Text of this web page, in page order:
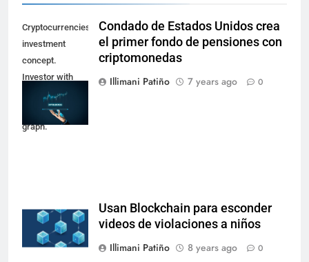
Cryptocurrencies
investment
concept.
Investor with
digital tablet and
virtual tradeview
graph.
Condado de Estados Unidos crea
el primer fondo de pensiones con
criptomonedas
Illimani Patiño
7 years ago 0
Usan Blockchain para esconder
videos de violaciones a niños
Illimani Patiño
8 years ago 0